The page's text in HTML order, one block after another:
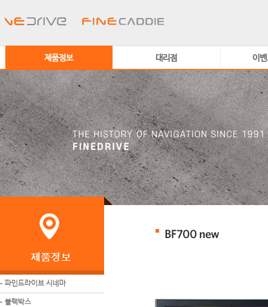
제품정보 대리점 이
파인드라이브 시네마
블랙박스